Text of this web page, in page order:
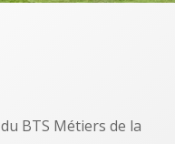
BTS Métiers de la